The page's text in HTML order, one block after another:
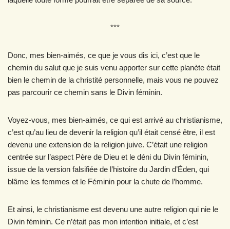
***
Donc, mes bien-aimés, ce que je vous dis ici, c’est que le
chemin du salut que je suis venu apporter sur cette planète était
bien le chemin de la christité personnelle, mais vous ne pouvez
pas parcourir ce chemin sans le Divin féminin.
Voyez-vous, mes bien-aimés, ce qui est arrivé au christianisme,
c’est qu’au lieu de devenir la religion qu’il était censé être, il est
devenu une extension de la religion juive. C’était une religion
centrée sur l’aspect Père de Dieu et le déni du Divin féminin,
issue de la version falsifiée de l’histoire du Jardin d’Éden, qui
blâme les femmes et le Féminin pour la chute de l’homme.
Et ainsi, le christianisme est devenu une autre religion qui nie le
Divin féminin. Ce n’était pas mon intention initiale, et c’est